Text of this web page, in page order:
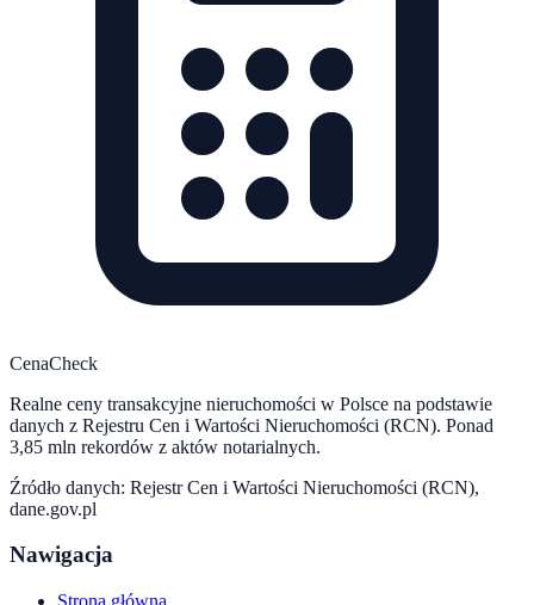
CenaCheck
Realne ceny transakcyjne nieruchomości w Polsce na podstawie
danych z Rejestru Cen i Wartości Nieruchomości (RCN). Ponad
3,85 mln rekordów z aktów notarialnych.
Źródło danych: Rejestr Cen i Wartości Nieruchomości (RCN),
dane.gov.pl
Nawigacja